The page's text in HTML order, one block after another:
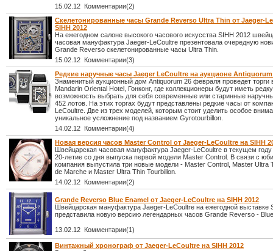
15.02.12 Комментарии(2)
Скелетонированные часы Grande Reverso Ultra Thin от Jaeger-
SIHH 2012
На ежегодном салоне высокого часового искусства SIHH 2012
часовая мануфактура Jaeger-LeCoultre презентовала очередную
Grande Reverso скелетонированные часы Ultra Thin.
15.02.12 Комментарии(3)
Редкие наручные часы Jaeger LeCoultre на аукционе Antiquorum
Знаменитый аукционный дом Antiquorum 26 февраля проведет торги
Mandarin Oriental Hotel, Гонконг, где коллекционеры будут иметь
возможность выбрать для себя современные или старинные
452 лотов. На этих торгах будут представлены редкие часы от
LeCoultre. Две из трех моделей, которым стоит уделить особое
уникальное усложнение под названием Gyrotourbillon.
14.02.12 Комментарии(4)
Новая версия часов Master Control от Jaeger-LeCoultre на SIHH
Швейцарская часовая мануфактура Jaeger-LeCoultre в текущем году
20-летие со дня выпуска первой модели Master Control. В связи с
компания выпустила три новые модели - Master Control, Master Ultra
de Marche и Master Ultra Thin Tourbillon.
14.02.12 Комментарии(2)
Grande Reverso Blue Enamel от Jaeger-LeCoultre на SIHH 2012
Швейцарская мануфактура Jaeger-LeCoultre на ежегодной выставке
представила новую версию легендарных часов Grande Reverso -
13.02.12 Комментарии(1)
Винтажный хронограф от Jaeger-LeCoultre на SIHH 2012